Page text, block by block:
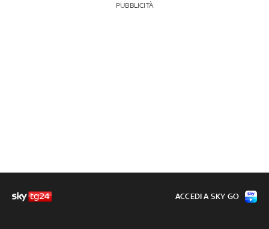
PUBBLICITÀ
ACCEDI A SKY GO